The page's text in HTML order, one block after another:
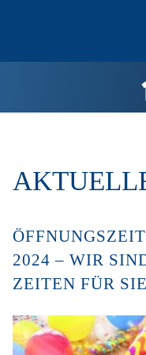
2024 – WIR
ZEITEN FÜR